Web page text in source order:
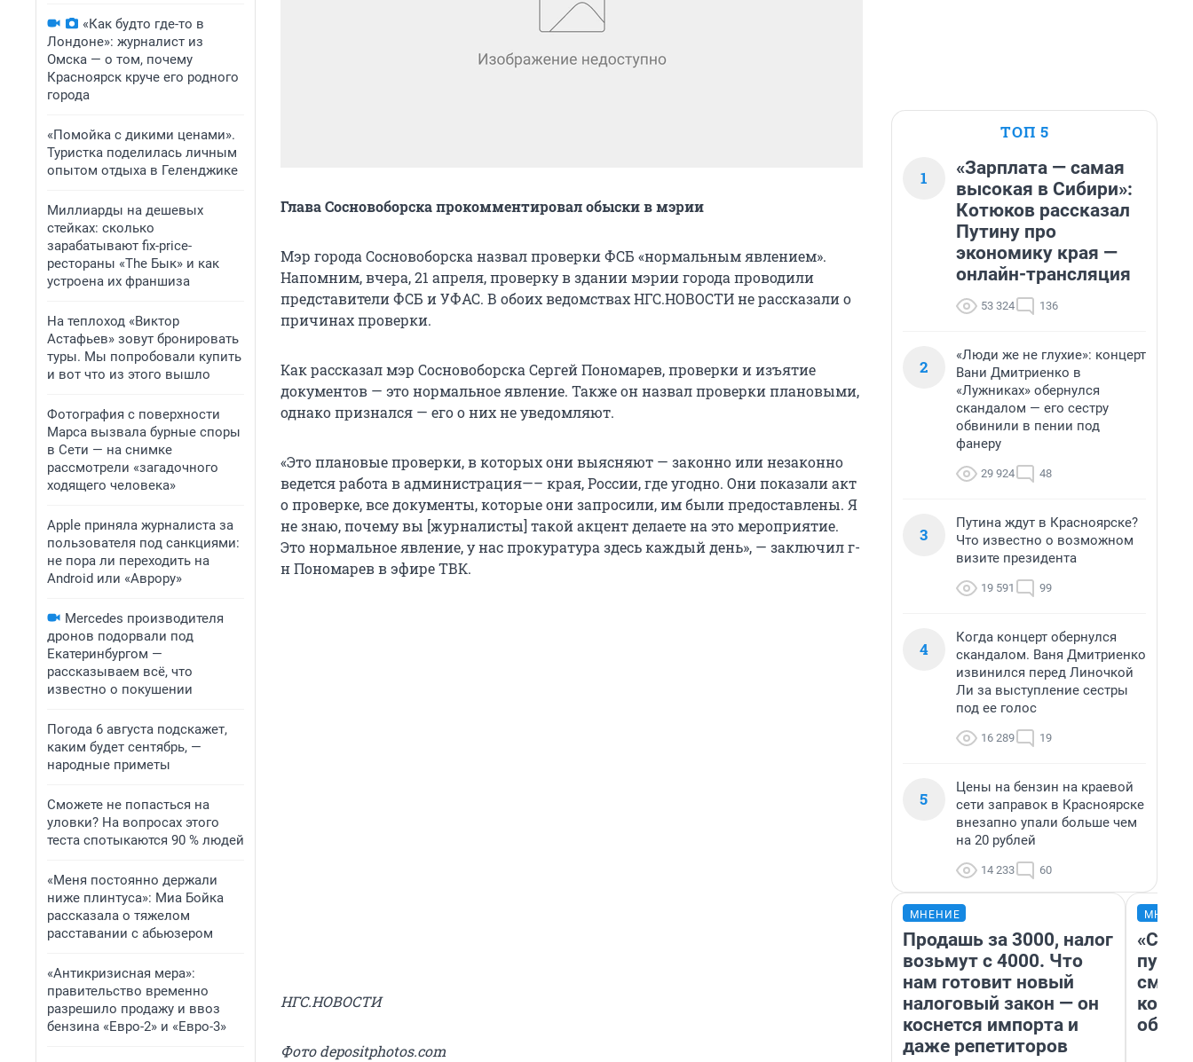
«Как будто где-то в
Лондоне»: журналист из
Омска — о том, почему
Красноярск круче его родного
города
«Помойка с дикими ценами».
Туристка поделилась личным
опытом отдыха в Геленджике
Миллиарды на дешевых
стейках: сколько
зарабатывают fix-price-
рестораны «The Бык» и как
устроена их франшиза
На теплоход «Виктор
Астафьев» зовут бронировать
туры. Мы попробовали купить
и вот что из этого вышло
Фотография с поверхности
Марса вызвала бурные споры
в Сети — на снимке
рассмотрели «загадочного
ходящего человека»
Apple приняла журналиста за
пользователя под санкциями:
не пора ли переходить на
Android или «Аврору»
Mercedes производителя
дронов подорвали под
Екатеринбургом —
рассказываем всё, что
известно о покушении
Погода 6 августа подскажет,
каким будет сентябрь, —
народные приметы
Сможете не попасться на
уловки? На вопросах этого
теста спотыкаются 90 % людей
«Меня постоянно держали
ниже плинтуса»: Миа Бойка
рассказала о тяжелом
расставании с абьюзером
«Антикризисная мера»:
правительство временно
разрешило продажу и ввоз
бензина «Евро-2» и «Евро-3»
Глава Сосновоборска прокомментировал обыски в мэрии
Мэр города Сосновоборска назвал проверки ФСБ «нормальным явлением».
Напомним, вчера, 21 апреля, проверку в здании мэрии города проводили
представители ФСБ и УФАС. В обоих ведомствах НГС.НОВОСТИ не рассказали о
причинах проверки.
Как рассказал мэр Сосновоборска Сергей Пономарев, проверки и изъятие
документов — это нормальное явление. Также он назвал проверки плановыми,
однако признался — его о них не уведомляют.
«Это плановые проверки, в которых они выясняют — законно или незаконно
ведется работа в администрация—– края, России, где угодно. Они показали акт
о проверке, все документы, которые они запросили, им были предоставлены. Я
не знаю, почему вы [журналисты] такой акцент делаете на это мероприятие.
Это нормальное явление, у нас прокуратура здесь каждый день», — заключил г-
н Пономарев в эфире ТВК.
НГС.НОВОСТИ
Фото depositphotos.com
ТОП 5
1
«Зарплата — самая
высокая в Сибири»:
Котюков рассказал
Путину про
экономику края —
онлайн-трансляция
53 324 136
2
«Люди же не глухие»: концерт
Вани Дмитриенко в
«Лужниках» обернулся
скандалом — его сестру
обвинили в пении под
фанеру
29 924 48
3
Путина ждут в Красноярске?
Что известно о возможном
визите президента
19 591 99
4
Когда концерт обернулся
скандалом. Ваня Дмитриенко
извинился перед Линочкой
Ли за выступление сестры
под ее голос
16 289 19
5
Цены на бензин на краевой
сети заправок в Красноярске
внезапно упали больше чем
на 20 рублей
14 233 60
МНЕНИЕ
Продашь за 3000, налог
возьмут с 4000. Что
нам готовит новый
налоговый закон — он
коснется импорта и
даже репетиторов